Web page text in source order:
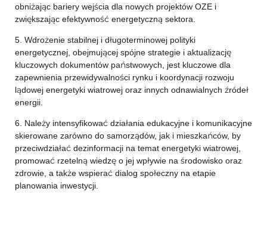
obniżając bariery wejścia dla nowych projektów OZE i
zwiększając efektywność energetyczną sektora.
5. Wdrożenie stabilnej i długoterminowej polityki
energetycznej, obejmującej spójne strategie i aktualizację
kluczowych dokumentów państwowych, jest kluczowe dla
zapewnienia przewidywalności rynku i koordynacji rozwoju
lądowej energetyki wiatrowej oraz innych odnawialnych źródeł
energii.
6. Należy intensyfikować działania edukacyjne i komunikacyjne
skierowane zarówno do samorządów, jak i mieszkańców, by
przeciwdziałać dezinformacji na temat energetyki wiatrowej,
promować rzetelną wiedzę o jej wpływie na środowisko oraz
zdrowie, a także wspierać dialog społeczny na etapie
planowania inwestycji.